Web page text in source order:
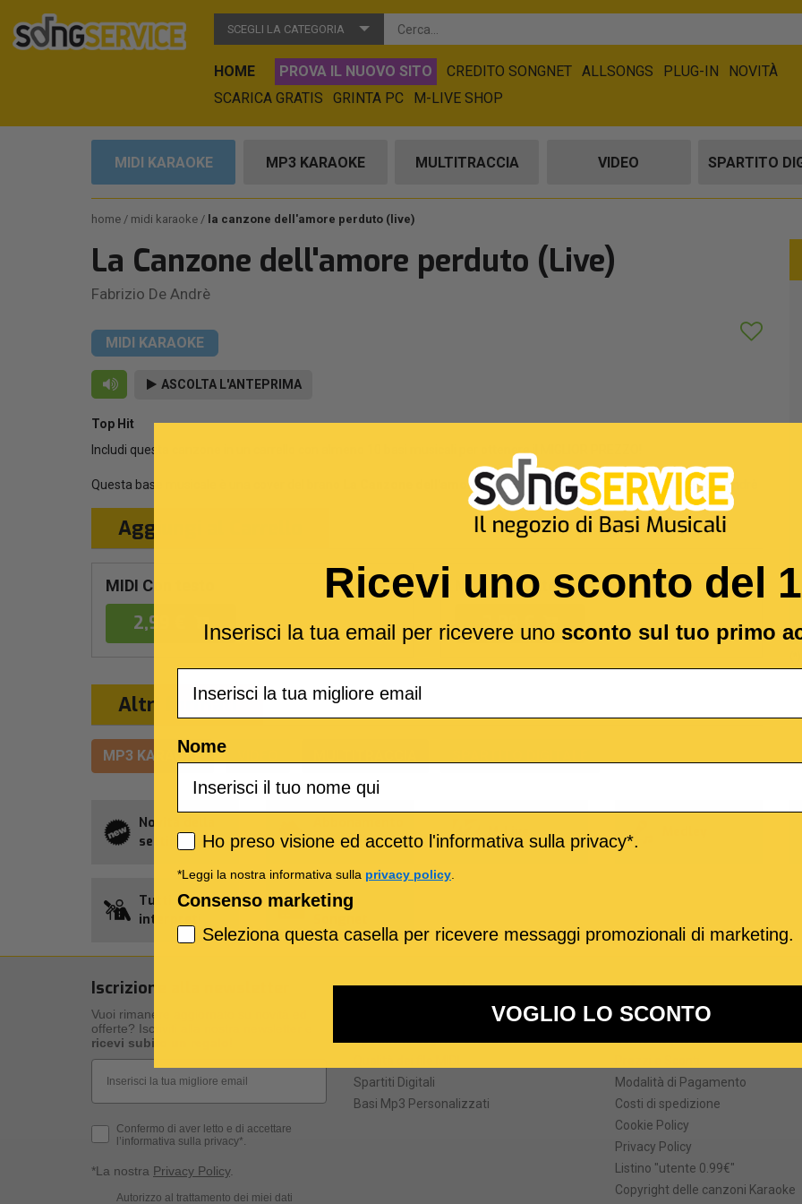
SCEGLI LA CATEGORIA
HOME PROVA IL NUOVO SITO CREDITO SONGNET ALLSONGS PLUG-IN
NOVITÀ
SCARICA GRATIS
GRINTA PC M-LIVE SHOP
MIDI KARAOKE MP3 KARAOKE MULTITRACCIA VIDEO SPARTITO
home midi karaoke la canzone dell'amore perduto (live)
La Canzone dell'amore perduto (Live)
Fabrizio De Andrè
MIDI KARAOKE
ASCOLTA L'ANTEPRIMA
Top Hit
Includi questa canzone in un carrello con almeno 10 basi musicali per ottenere il MIGLIOR PREZZO!
Questa base musicale è una cover del brano La Canzone dell'amore perduto (Live) reso celebre daFabrizio De Andrè
Aggiungi al Carrello
MIDI Con testo
2,99 €
MIDI Senza testo
2,99 €
Altri formati
MP3 KARAOKE
Novità della
settimana
Allsongs
M-Live
Tutti gli
interpreti
Credito
Iscrizione alla newsletter
Vuoi rimanere aggiornato su novità ed
offerte? Iscriviti alla nostra newsletter e
ricevi subito un regalo
Privacy Policy
Confermo di aver letto e di accettare
l’informativa sulla privacy*.
*La nostra Privacy Policy.
Consenso Marketing
Autorizzo al trattamento dei miei dati
I nostri prodotti
Spartiti Digitali
Basi Mp3 Personalizzati
Informazioni
Termini e Condizioni
Modalità di Pagamento
Costi di spedizione
Cookie Policy
Privacy Policy
Listino "utente 0.99€"
Copyright delle canzoni Karaoke
Ricevi uno sconto del
Inserisci la tua email per ricevere uno sconto sul tuo primo
Nome
Privacy policy
Ho preso visione ed accetto l'informativa sulla privacy*.
*Leggi la nostra informativa sulla privacy policy.
Consenso marketing
Seleziona questa casella per ricevere messaggi promozionali di marketing.
VOGLIO LO SCONTO